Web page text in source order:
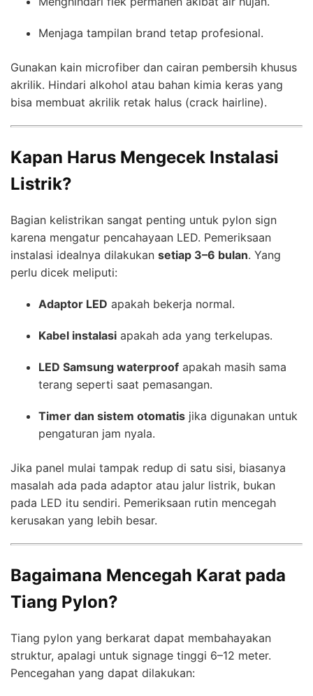
Menjaga tampilan brand tetap profesional.
Gunakan kain microfiber dan cairan pembersih khusus
akrilik. Hindari alkohol atau bahan kimia keras yang
bisa membuat akrilik retak halus (crack hairline).
Kapan Harus Mengecek Instalasi
Listrik?
Bagian kelistrikan sangat penting untuk pylon sign
karena mengatur pencahayaan LED. Pemeriksaan
instalasi idealnya dilakukan setiap 3–6 bulan. Yang
perlu dicek meliputi:
Adaptor LED apakah bekerja normal.
Kabel instalasi apakah ada yang terkelupas.
LED Samsung waterproof apakah masih sama
terang seperti saat pemasangan.
Timer dan sistem otomatis jika digunakan untuk
pengaturan jam nyala.
Jika panel mulai tampak redup di satu sisi, biasanya
masalah ada pada adaptor atau jalur listrik, bukan
pada LED itu sendiri. Pemeriksaan rutin mencegah
kerusakan yang lebih besar.
Bagaimana Mencegah Karat pada
Tiang Pylon?
Tiang pylon yang berkarat dapat membahayakan
struktur, apalagi untuk signage tinggi 6–12 meter.
Pencegahan yang dapat dilakukan: